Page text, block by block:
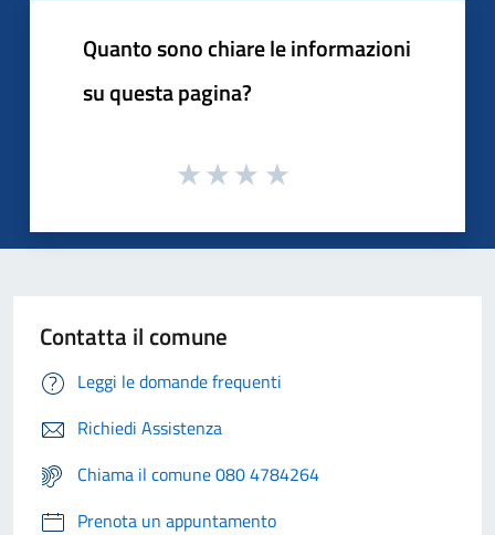
Quanto sono chiare le informazioni
su questa pagina?
Contatta il comune
Leggi le domande frequenti
Richiedi Assistenza
Chiama il comune 080 4784264
Prenota un appuntamento